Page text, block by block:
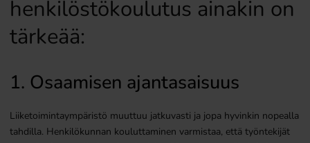
henkilöstökoulutus ainakin on
tärkeää:
1. Osaamisen ajantasaisuus
Liiketoimintaympäristö muuttuu jatkuvasti ja jopa hyvinkin nopealla
tahdilla. Henkilökunnan kouluttaminen varmistaa, että työntekijät